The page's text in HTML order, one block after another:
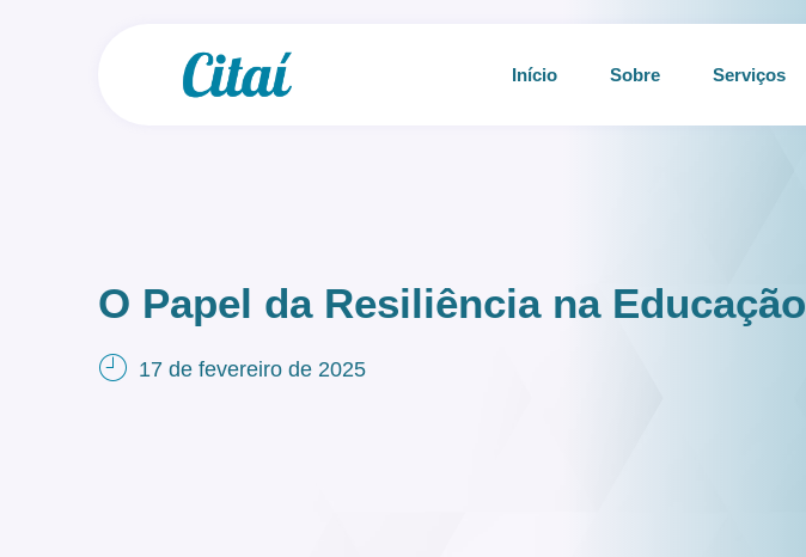
Início Sobre Serviços
O Papel da Resiliência na Educação
17 de fevereiro de 2025